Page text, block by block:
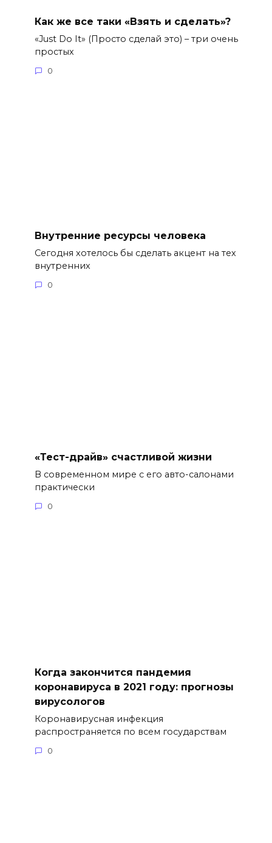
Как же все таки «Взять и сделать»?
«Just Do It» (Просто сделай это) – три очень
простых
0
Внутренние ресурсы человека
Сегодня хотелось бы сделать акцент на тех
внутренних
0
«Тест-драйв» счастливой жизни
В современном мире с его авто-салонами
практически
0
Когда закончится пандемия
коронавируса в 2021 году: прогнозы
вирусологов
Коронавирусная инфекция
распространяется по всем государствам
0